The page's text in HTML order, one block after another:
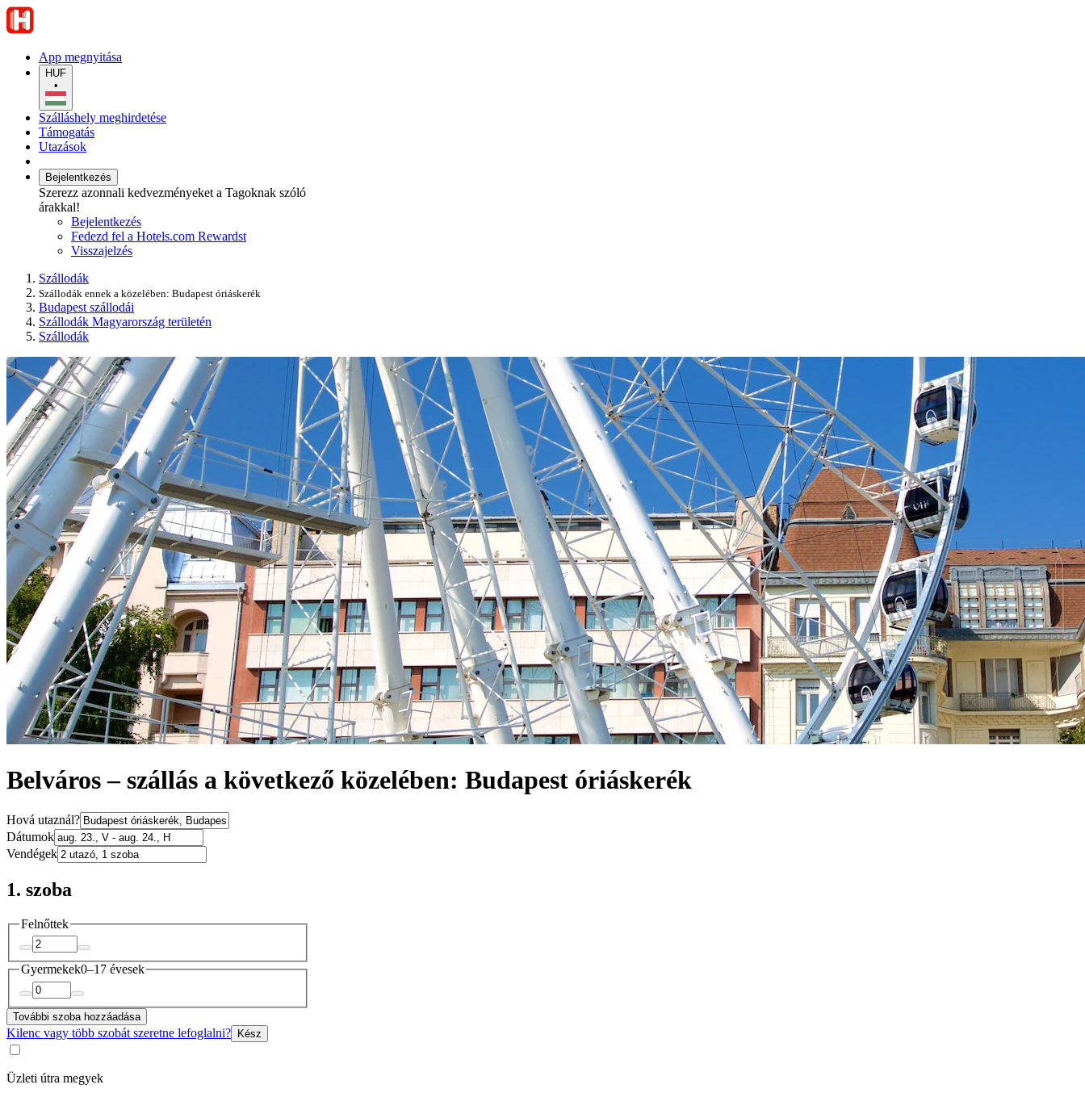
App megnyitása
HUF
•
Szálláshely meghirdetése
Támogatás
Utazások
Bejelentkezés
Szerezz azonnali kedvezményeket a Tagoknak szóló
árakkal!
Bejelentkezés
Fedezd fel a Hotels.com Rewardst
Visszajelzés
Szállodák
Szállodák ennek a közelében: Budapest óriáskerék
Budapest szállodái
Szállodák Magyarország területén
Szállodák
Belváros – szállás a következő közelében: Budapest óriáskerék
Hová utaznál?
Dátumok
Vendégek
1. szoba
Felnőttek
Gyermekek0–17 évesek
További szoba hozzáadása
Kilenc vagy több szobát szeretne lefoglalni? Kész
Üzleti útra megyek